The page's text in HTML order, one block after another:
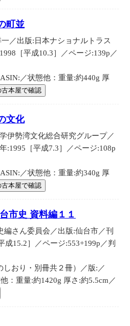
町並
／出版:日本ナショナルトラス
［平成10.3］／ページ:139p／
／状態他：重量:約440g 厚
古本屋で確認
文化
伊勢湾文化総合研究グループ／
:1995［平成7.3］／ページ:108p
／状態他：重量:約340g 厚
古本屋で確認
市史 資料編１１
編さん委員会／出版:仙台市／刊
成15.2］／ページ:553+199p／判
しおり・別冊共２冊）／版:／
：重量:約1420g 厚さ:約5.5cm／